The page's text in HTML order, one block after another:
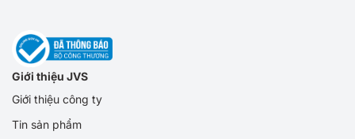
Giới thiệu JVS
Giới thiệu công ty
Tin sản phẩm